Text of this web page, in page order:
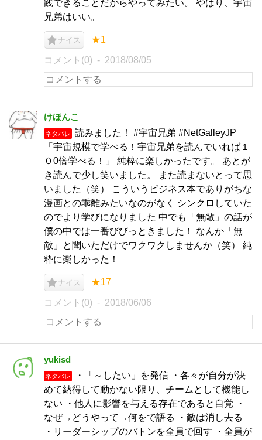
践できることだからやってみたい。 やはり、宇宙
兄弟はいい。
ナイス ★1
コメント(0) 2018/08/05
けほんこ
ネタバレ
読みました！ #宇宙兄弟 #NetGalleyJP
「宇宙規模で学べる！宇宙兄弟を読んでいれば１
０0倍学べる！」 純粋に楽しかったです。 あとが
き読んで少し笑いました。 また読まないとって思
いました（笑） こういうビジネス本でありがちな
漫画との乖離みたいなのがなく シンクロしていた
のでより学びになりました 中でも「無敵」の話が
僕の中では一番びびっときました！ なんか「無
敵」と聞いただけでワクワクしませんか（笑） 純
粋に楽しかった！
ナイス ★17
コメント(0) 2018/06/06
yukisd
ネタバレ
・「～したい」を発信 ・各々が自分が決
めて納得して動かない限り、チームとして機能し
ない ・他人に影響を与える存在であると自覚 ・
なぜ→どうやって→何をで語る ・敵は消し去る
・リーダーシップのバトンを全員で回す ・全員が